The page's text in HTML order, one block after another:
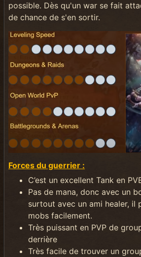
possible. Dès qu'un war se fait
de chance de s'en sortir.
Forces du guerrier :
C’est un excellent Tank en
Pas de mana, donc avec un
surtout avec un ami healer, il
mobs facilement.
Très puissant en PVP de
derrière
Très facile de trouver un